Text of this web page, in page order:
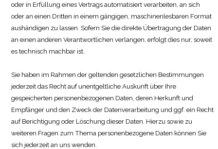
oder in Erfüllung eines Vertrags automatisiert verarbeiten, an sich
oder an einen Dritten in einem gängigen, maschinenlesbaren Format
aushändigen zu lassen. Sofern Sie die direkte Übertragung der Daten
an einen anderen Verantwortlichen verlangen, erfolgt dies nur, soweit
es technisch machbar ist.
Sie haben im Rahmen der geltenden gesetzlichen Bestimmungen
jederzeit das Recht auf unentgeltliche Auskunft über Ihre
gespeicherten personenbezogenen Daten, deren Herkunft und
Empfänger und den Zweck der Datenverarbeitung und ggf. ein Recht
auf Berichtigung oder Löschung dieser Daten. Hierzu sowie zu
weiteren Fragen zum Thema personenbezogene Daten können Sie
sich jederzeit an uns wenden.